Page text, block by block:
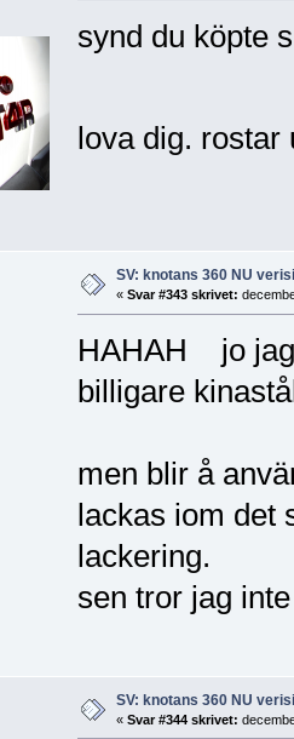
synd du köpte
lova dig.
SV: knotans 360 NU
« Svar #343 skrivet:
HAHAH jo jag
billigare
men blir å
lackas iom det
lackering.
sen tror jag
SV: knotans 360 NU
« Svar #344 skrivet: